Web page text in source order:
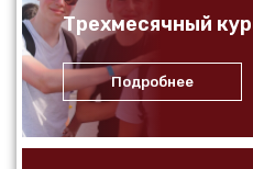
Трехмесячный
Подробнее